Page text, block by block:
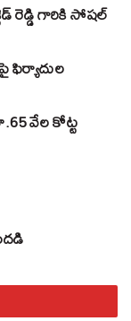
రెడ్డి గారికి సోషల్‌
వేల కోట్ట